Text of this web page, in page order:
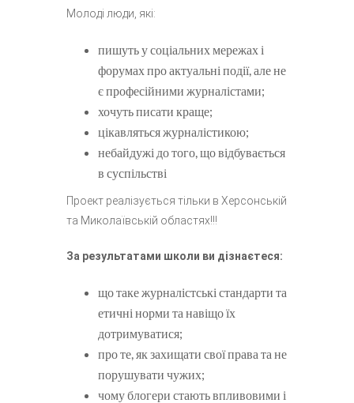
Молоді люди, які:
пишуть у соціальних мережах і
форумах про актуальні події, але не
є професійними журналістами;
хочуть писати краще;
цікавляться журналістикою;
небайдужі до того, що відбувається
в суспільстві
Проект реалізується тільки в Херсонській
та Миколаївській областях!!!
За результатами школи ви дізнаєтеся:
що таке журналістські стандарти та
етичні норми та навіщо їх
дотримуватися;
про те, як захищати свої права та не
порушувати чужих;
чому блогери стають впливовими і